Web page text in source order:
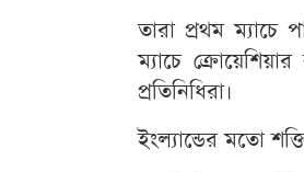
তারা প্রথম ম্যাচে
ম্যাচে
প্রতিনিধিরা।
ইংল্যান্ডের মতো